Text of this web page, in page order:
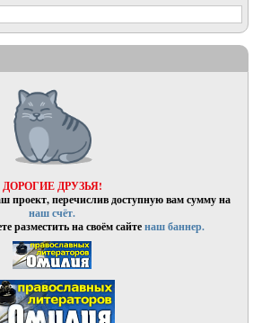
ДОРОГИЕ ДРУЗЬЯ!
проект, перечислив доступную вам сумму на
наш счёт.
разместить на своём сайтенаш баннер.